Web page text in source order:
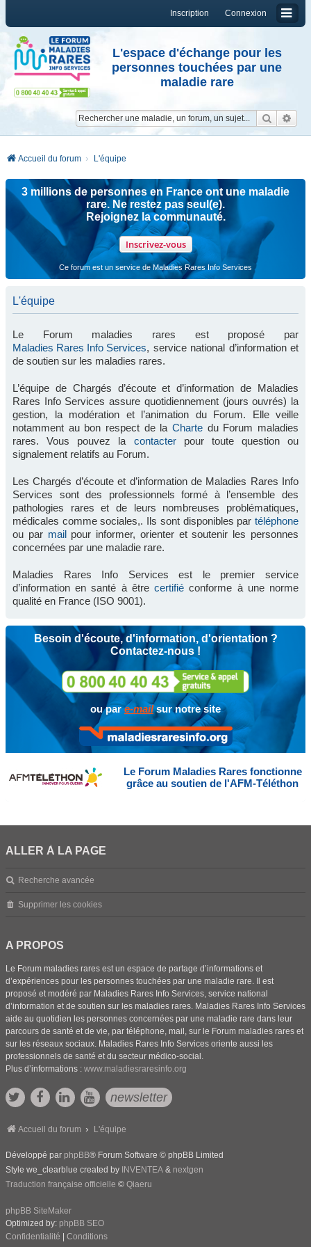
Connexion
Inscription
L'espace d'échange pour les
personnes touchées par une
maladie rare
Accueil du forum L'équipe
3 millions de personnes en France ont une maladie
rare. Ne restez pas seul(e).
Rejoignez la communauté.
Inscrivez-vous
Ce forum est un service de Maladies Rares Info Services
L'équipe
Le Forum maladies rares est proposé par
Maladies Rares Info Services, service national d’information et
de soutien sur les maladies rares.
L’équipe de Chargés d’écoute et d’information de Maladies
Rares Info Services assure quotidiennement (jours ouvrés) la
gestion, la modération et l’animation du Forum. Elle veille
notamment au bon respect de la Charte du Forum maladies
rares. Vous pouvez la contacterpour toute question ou
signalement relatifs au Forum.
Les Chargés d’écoute et d’information de Maladies Rares Info
Services sont des professionnels formé à l’ensemble des
pathologies rares et de leurs nombreuses problématiques,
médicales comme sociales,. Ils sont disponibles par téléphone
ou par mailpour informer, orienter et soutenir les personnes
concernées par une maladie rare.
Maladies Rares Info Services est le premier service
d’information en santé à êtrecertifié conforme à une norme
qualité en France (ISO 9001).
Besoin d'écoute, d'information, d'orientation ?
Contactez-nous !
ou pare-mailsur notre site
Le Forum Maladies Rares fonctionne
grâce au soutien de l'AFM-Téléthon
ALLER À LA PAGE
Recherche avancée
Supprimer les cookies
A PROPOS
Le Forum maladies rares est un espace de partage d’informations et
d’expériences pour les personnes touchées par une maladie rare. Il est
proposé et modéré par Maladies Rares Info Services, service national
d’information et de soutien sur les maladies rares. Maladies Rares Info Services
aide au quotidien les personnes concernées par une maladie rare dans leur
parcours de santé et de vie, par téléphone, mail, sur le Forum maladies rares et
sur les réseaux sociaux. Maladies Rares Info Services oriente aussi les
professionnels de santé et du secteur médico-social.
Plus d’informations : www.maladiesraresinfo.org
newsletter
Accueil du forum L'équipe
Développé par phpBB® Forum Software © phpBB Limited
Style we_clearblue created by INVENTEA & nextgen
Traduction française officielle © Qiaeru
phpBB SiteMaker
Optimized by: phpBB SEO
Confidentialité
Conditions